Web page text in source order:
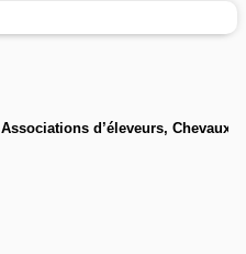
Associations d’éleveurs, Chevaux